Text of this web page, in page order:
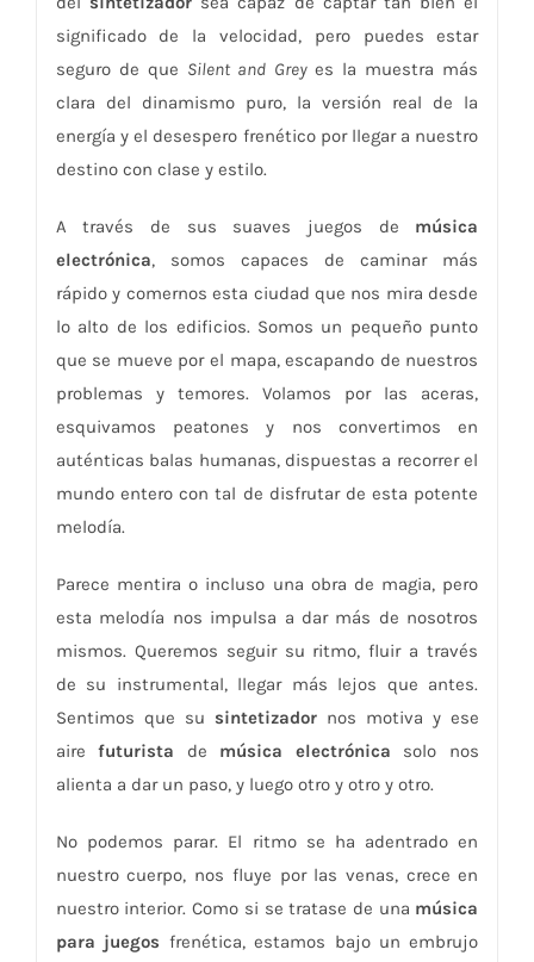
significado de la velocidad, pero puedes estar
seguro de que Silent and Grey es la muestra más
clara del dinamismo puro, la versión real de la
energía y el desespero frenético por llegar a nuestro
destino con clase y estilo.
A través de sus suaves juegos de música
electrónica, somos capaces de caminar más
rápido y comernos esta ciudad que nos mira desde
lo alto de los edificios. Somos un pequeño punto
que se mueve por el mapa, escapando de nuestros
problemas y temores. Volamos por las aceras,
esquivamos peatones y nos convertimos en
auténticas balas humanas, dispuestas a recorrer el
mundo entero con tal de disfrutar de esta potente
melodía.
Parece mentira o incluso una obra de magia, pero
esta melodía nos impulsa a dar más de nosotros
mismos. Queremos seguir su ritmo, fluir a través
de su instrumental, llegar más lejos que antes.
Sentimos que su sintetizador nos motiva y ese
airefuturista de música electrónica solo nos
alienta a dar un paso, y luego otro y otro y otro.
No podemos parar. El ritmo se ha adentrado en
nuestro cuerpo, nos fluye por las venas, crece en
nuestro interior. Como si se tratase de una música
para juegos frenética, estamos bajo un embrujo